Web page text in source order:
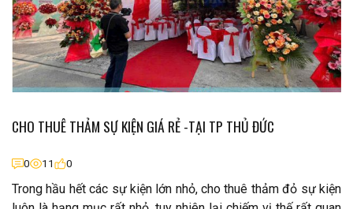
CHO THUÊ THẢM SỰ KIỆN GIÁ RẺ -TẠI TP THỦ ĐỨC
0 11 0
Trong hầu hết các sự kiện lớn nhỏ, cho thuê thảm đỏ sự kiện